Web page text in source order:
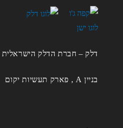
דלק – חברת הדלק הישראלית
בניין A , פארק תעשיות יקום